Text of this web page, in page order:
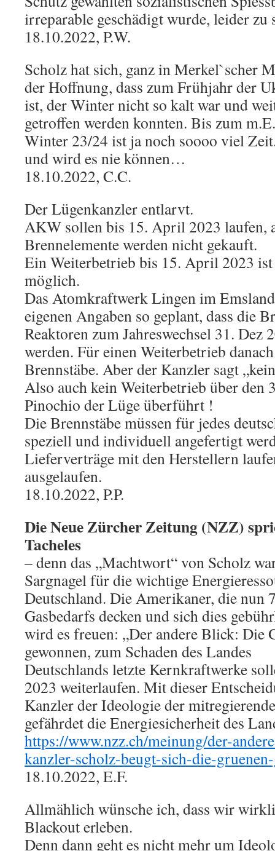
irreparable geschädigt wurde, leider zu
18.10.2022, P.W.
Scholz hat sich, ganz in Merkel`scher
der Hoffnung, dass zum Frühjahr der
ist, der Winter nicht so kalt war und
getroffen werden konnten. Bis zum
Winter 23/24 ist ja noch soooo viel
und wird es nie können…
18.10.2022, C.C.
Der Lügenkanzler entlarvt.
AKW sollen bis 15. April 2023 laufen,
Brennelemente werden nicht gekauft.
Ein Weiterbetrieb bis 15. April 2023
möglich.
Das Atomkraftwerk Lingen im
eigenen Angaben so geplant, dass die
Reaktoren zum Jahreswechsel 31. Dez
werden. Für einen Weiterbetrieb
Brennstäbe. Aber der Kanzler sagt
Also auch kein Weiterbetrieb über den
Pinochio der Lüge überführt !
Die Brennstäbe müssen für jedes
speziell und individuell angefertigt
Lieferverträge mit den Herstellern
ausgelaufen.
18.10.2022, P.P.
Die Neue Zürcher Zeitung (NZZ)
Tacheles
– denn das „Machtwort“ von Scholz
Sargnagel für die wichtige
Deutschland. Die Amerikaner, die nun
Gasbedarfs decken und sich dies
wird es freuen: „Der andere Blick: Die
gewonnen, zum Schaden des Landes
Deutschlands letzte Kernkraftwerke
2023 weiterlaufen. Mit dieser
Kanzler der Ideologie der
gefährdet die Energiesicherheit des
https://www.nzz.ch/meinung/der-
kanzler-scholz-beugt-sich-die-
18.10.2022, E.F.
Allmählich wünsche ich, dass wir
Blackout erleben.
Denn dann geht es nicht mehr um